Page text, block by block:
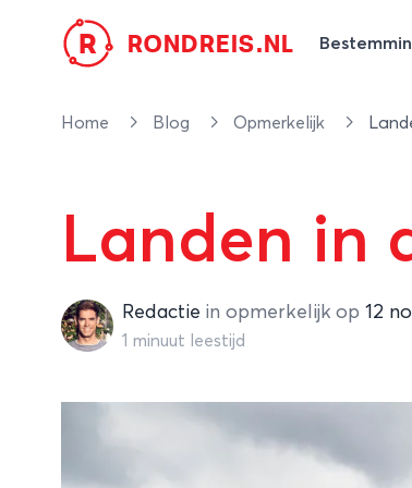
R RONDREIS.NL
Home Blog Opmerkelijk
Landen in
RedactieRedactie in opmerkelijk op 12
1 minuut leestijd